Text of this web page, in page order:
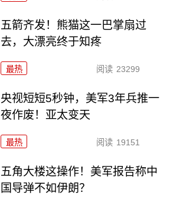
五箭齐发！熊猫这一巴掌扇过
去，大漂亮终于知疼
最热 阅读 23299
央视短短5秒钟，美军3年兵推一
夜作废！亚太变天
最热 阅读 19151
五角大楼这操作！美军报告称中
国导弹不如伊朗？